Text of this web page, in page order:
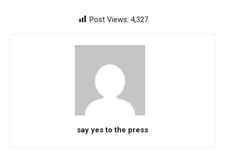
Post Views: 4,327
say yes to the press